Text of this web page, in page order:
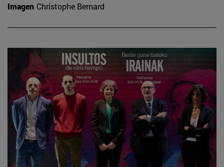
Imagen Christophe Bernard